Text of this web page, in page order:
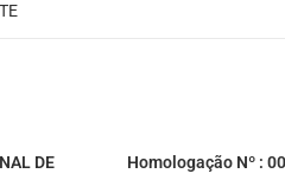
DE
Homologação Nº :